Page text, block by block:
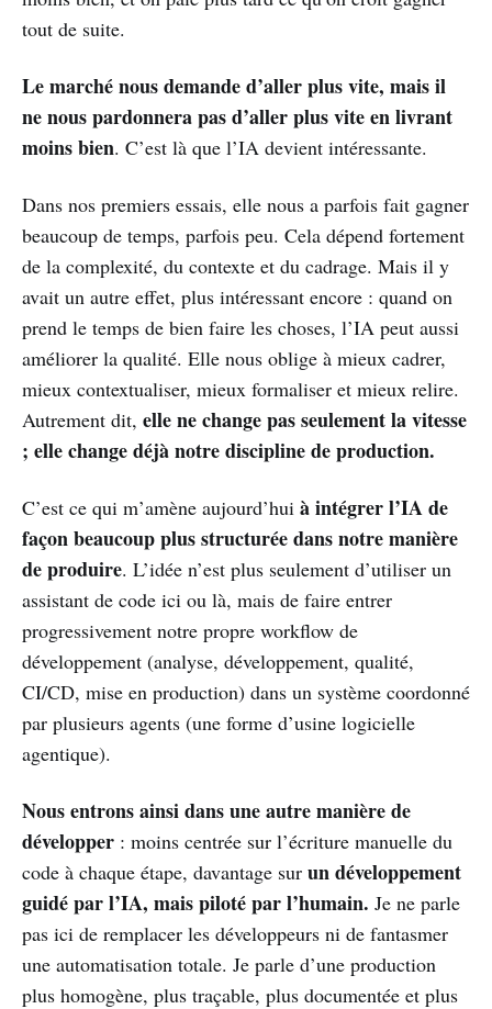
tout de suite.
Le marché nous demande d’aller plus vite, mais il
ne nous pardonnera pas d’aller plus vite en livrant
moins bien. C’est là que l’IA devient intéressante.
Dans nos premiers essais, elle nous a parfois fait gagner
beaucoup de temps, parfois peu. Cela dépend fortement
de la complexité, du contexte et du cadrage. Mais il y
avait un autre effet, plus intéressant encore : quand on
prend le temps de bien faire les choses, l’IA peut aussi
améliorer la qualité. Elle nous oblige à mieux cadrer,
mieux contextualiser, mieux formaliser et mieux relire.
Autrement dit, elle ne change pas seulement la vitesse
; elle change déjà notre discipline de production.
C’est ce qui m’amène aujourd’hui à intégrer l’IA de
façon beaucoup plus structurée dans notre manière
de produire. L’idée n’est plus seulement d’utiliser un
assistant de code ici ou là, mais de faire entrer
progressivement notre propre workflow de
développement (analyse, développement, qualité,
CI/CD, mise en production) dans un système coordonné
par plusieurs agents (une forme d’usine logicielle
agentique).
Nous entrons ainsi dans une autre manière de
développer : moins centrée sur l’écriture manuelle du
code à chaque étape, davantage sur un développement
guidé par l’IA, mais piloté par l’humain. Je ne parle
pas ici de remplacer les développeurs ni de fantasmer
une automatisation totale. Je parle d’une production
plus homogène, plus traçable, plus documentée et plus